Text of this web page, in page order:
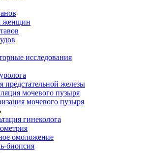
женщин
исследования
предстательной железы
мочевого пузыря
мочевого пузыря
гинеколога
омоложение
биопсия